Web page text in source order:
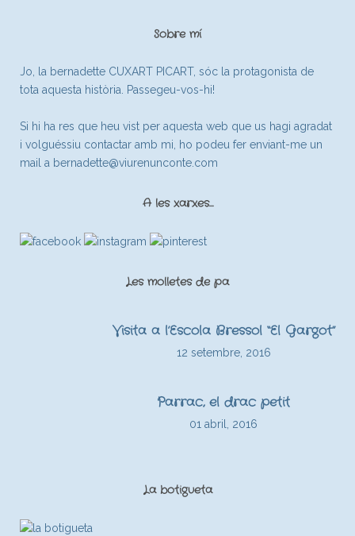
Sobre mí
Jo, la bernadette CUXART PICART, sóc la protagonista de
tota aquesta història. Passegeu-vos-hi!
Si hi ha res que heu vist per aquesta web que us hagi agradat
i volguéssiu contactar amb mi, ho podeu fer enviant-me un
mail a bernadette@viurenunconte.com
A les xarxes…
Les molletes de pa
Visita a l’Escola Bressol “El Gargot”
12 setembre, 2016
Parrac, el drac petit
01 abril, 2016
La botigueta